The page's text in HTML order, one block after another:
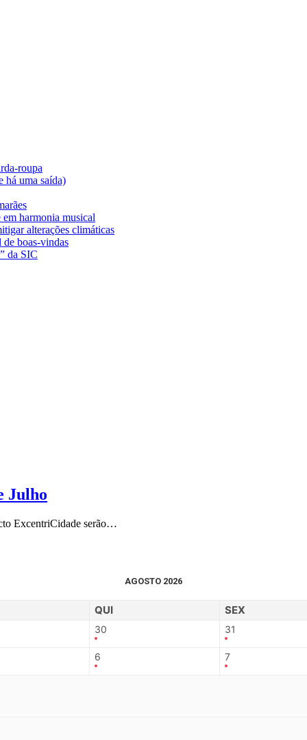
roupa
há uma saída)
em harmonia musical
alterações climáticas
de boas-vindas
da SIC
Julho
ExcentriCidade serão…
AGOSTO 2026
QUI SEX
30 31
6 7